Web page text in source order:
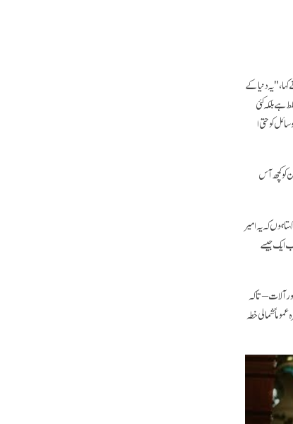
دنیا کے
بلکہ کئی
کو حتی ا
کو کچھ آس
ہوں کہ یہ امیر
ایک جیسے
آلات – تا کہ
شمالی خطہ